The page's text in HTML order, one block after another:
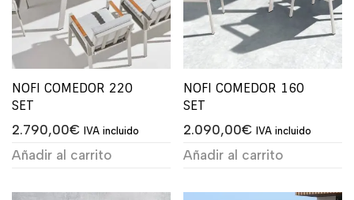
NOFI COMEDOR 220
SET
2.790,00€ IVA incluido
Añadir al carrito
NOFI COMEDOR 160
SET
2.090,00€ IVA incluido
Añadir al carrito